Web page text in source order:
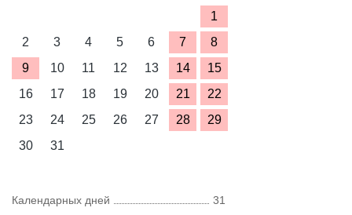
1
2
3 4 5 6 7
8
9
10 11 12 13 14
15
16
17 18 19 20 21
22
23
24 25 26 27 28
29
30
31
Календарных дней
31